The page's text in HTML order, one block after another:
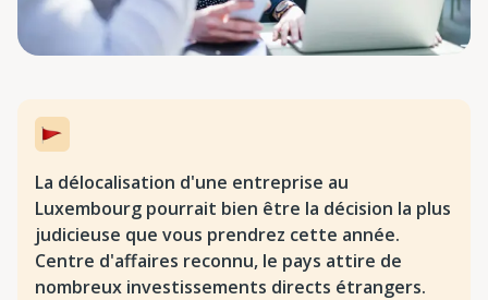
La délocalisation d'une entreprise au
Luxembourg pourrait bien être la décision la plus
judicieuse que vous prendrez cette année.
Centre d'affaires reconnu, le pays attire de
nombreux investissements directs étrangers.